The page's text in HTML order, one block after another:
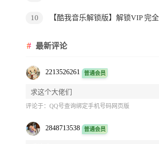
10
【酷我音乐解锁版】解锁VIP 完
最新评论
2213526261 普通会员
求这个大佬们
评论于：QQ号查询绑定手机号码网页版
2848713538 普通会员